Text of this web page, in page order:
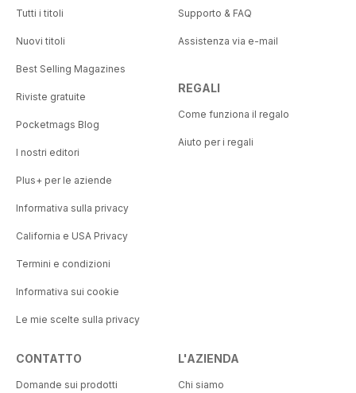
Tutti i titoli
Nuovi titoli
Best Selling Magazines
Riviste gratuite
Pocketmags Blog
I nostri editori
Plus+ per le aziende
Informativa sulla privacy
California e USA Privacy
Termini e condizioni
Informativa sui cookie
Le mie scelte sulla privacy
Supporto & FAQ
Assistenza via e-mail
REGALI
Come funziona il regalo
Aiuto per i regali
CONTATTO
Domande sui prodotti
L'AZIENDA
Chi siamo